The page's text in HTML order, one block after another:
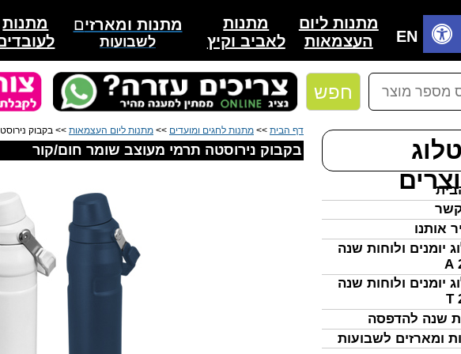
חפש
אותנו
יומנים ולוחות שנה
יומנים ולוחות שנה
שנה להדפסה
ומארזים לשבועות
EN
מתנות
לאביב וקיץ
מתנות
מתנות ומארזים
לשבועות
מתנות ליום
העצמאות
דף הבית >> מתנות לחגים ומועדים >> מתנות ליום העצמאות >> בקבוק
בקבוק נירוסטה תרמי מעוצב שומר חום/קור